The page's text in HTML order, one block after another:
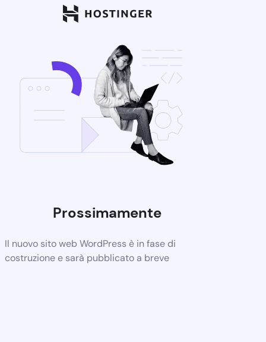
Prossimamente
Il nuovo sito web WordPress è in fase di
costruzione e sarà pubblicato a breve